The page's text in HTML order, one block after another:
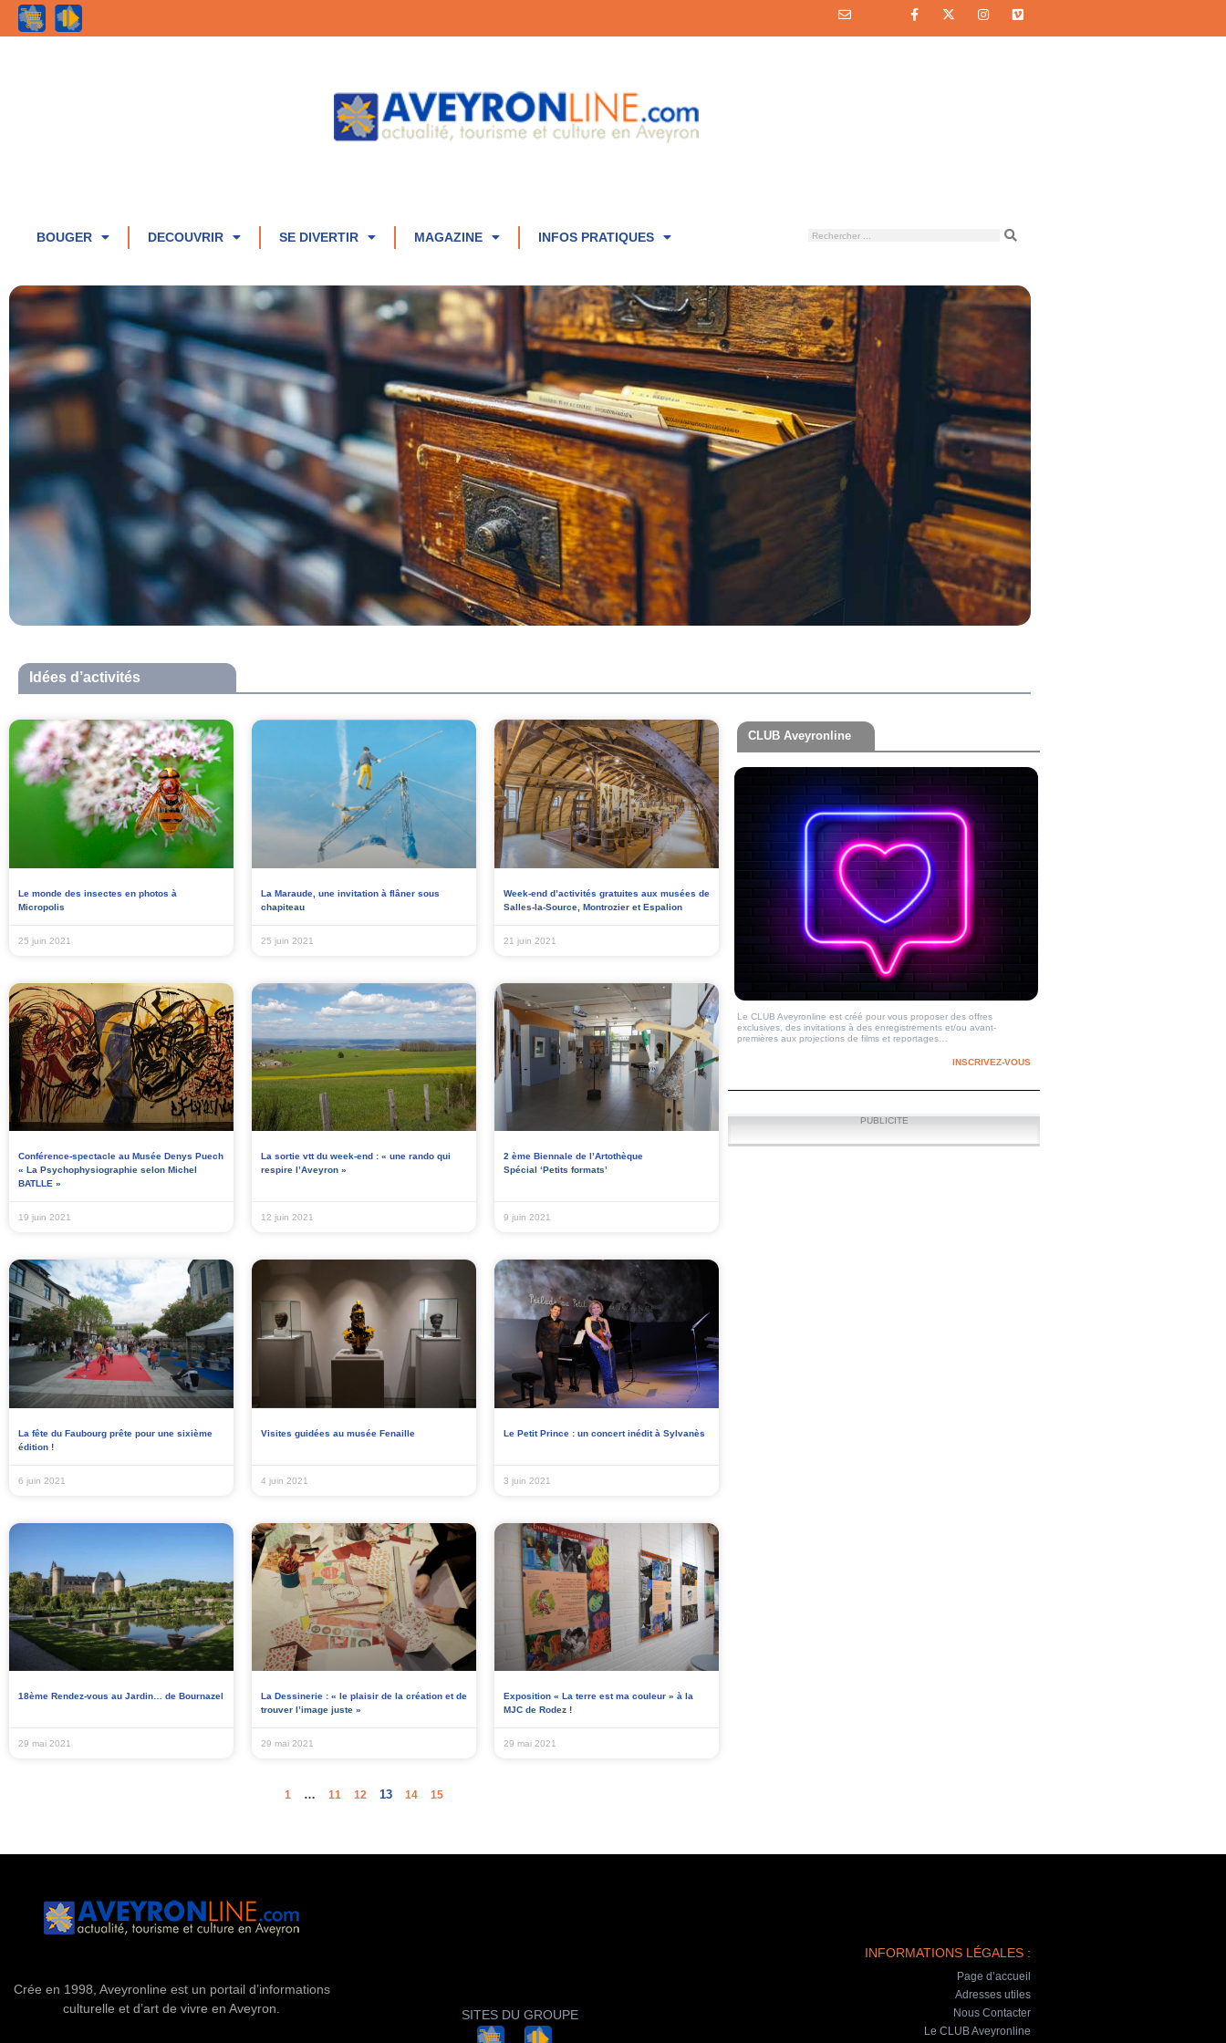
BOUGER DECOUVRIR SE DIVERTIR MAGAZINE INFOS PRATIQUES
Idées d’activités
Le monde des insectes en photos à
Micropolis
25 juin 2021
La Maraude, une invitation à flâner sous
chapiteau
25 juin 2021
Week-end d’activités gratuites aux musées de
Salles-la-Source, Montrozier et Espalion
21 juin 2021
Conférence-spectacle au Musée Denys Puech
« La Psychophysiographie selon Michel
BATLLE »
19 juin 2021
La sortie vtt du week-end : « une rando qui
respire l’Aveyron »
12 juin 2021
2 ème Biennale de l’Artothèque
Spécial ‘Petits formats’
9 juin 2021
La fête du Faubourg prête pour une sixième
édition !
6 juin 2021
Visites guidées au musée Fenaille
4 juin 2021
Le Petit Prince : un concert inédit à Sylvanès
3 juin 2021
18ème Rendez-vous au Jardin… de Bournazel
29 mai 2021
La Dessinerie : « le plaisir de la création et de
trouver l’image juste »
29 mai 2021
Exposition « La terre est ma couleur » à la
MJC de Rodez !
29 mai 2021
1 … 11 12 13 14 15
CLUB Aveyronline
Le CLUB Aveyronline est créé pour vous proposer des offres
exclusives, des invitations à des enregistrements et/ou avant-
premières aux projections de films et reportages…
INSCRIVEZ-VOUS
PUBLICITE
Crée en 1998, Aveyronline est un portail d’informations
culturelle et d’art de vivre en Aveyron.
SITES DU GROUPE
INFORMATIONS LÉGALES :
Page d’accueil
Adresses utiles
Nous Contacter
Le CLUB Aveyronline